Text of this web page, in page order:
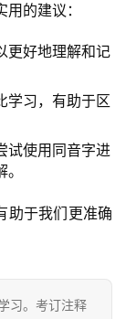
的建议：
更好地理解和记
学习，有助于区
试使用同音字进
于我们更准确
习。考订注释